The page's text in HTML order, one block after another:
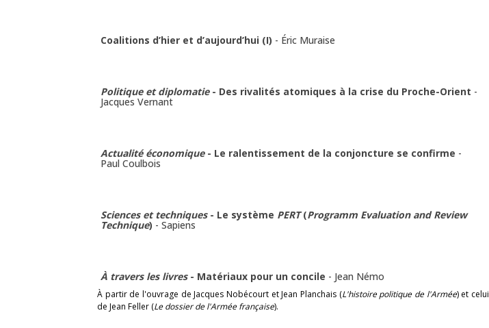
Coalitions d’hier et d’aujourd’hui (I) - Éric Muraise
Politique et diplomatie- Des rivalités atomiques à la crise du Proche-Orient -
Jacques Vernant
Actualité économique - Le ralentissement de la conjoncture se confirme -
Paul Coulbois
Sciences et techniques- Le système PERT(Programm Evaluation and Review
Technique) - Sapiens
À travers les livres- Matériaux pour un concile - Jean Némo
À partir de l'ouvrage de Jacques Nobécourt et Jean Planchais (L'histoire politique de l'Armée) et celui
de Jean Feller (Le dossier de l'Armée française).